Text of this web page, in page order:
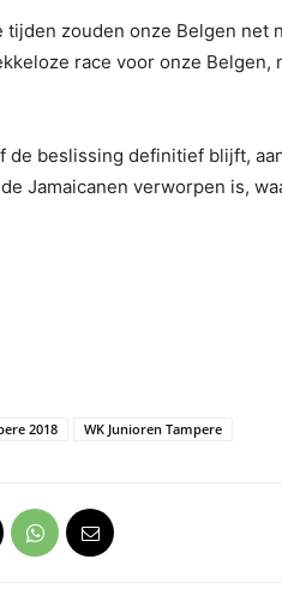
zouden onze Belgen net
race voor onze
de beslissing definitief blijft,
Jamaicanen verworpen is,
2018 WK Junioren Tampere